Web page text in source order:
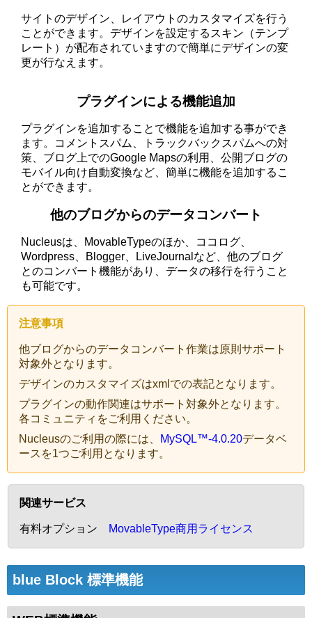
サイトのデザイン、レイアウトのカスタマイズを行う
ことができます。デザインを設定するスキン（テンプ
レート）が配布されていますので簡単にデザインの変
更が行なえます。
プラグインによる機能追加
プラグインを追加することで機能を追加する事ができ
ます。コメントスパム、トラックバックスパムへの対
策、ブログ上でのGoogle Mapsの利用、公開ブログの
モバイル向け自動変換など、簡単に機能を追加するこ
とができます。
他のブログからのデータコンバート
Nucleusは、MovableTypeのほか、ココログ、
Wordpress、Blogger、LiveJournalなど、他のブログ
とのコンバート機能があり、データの移行を行うこと
も可能です。
注意事項
他ブログからのデータコンバート作業は原則サポート
対象外となります。
デザインのカスタマイズはxmlでの表記となります。
プラグインの動作関連はサポート対象外となります。
各コミュニティをご利用ください。
Nucleusのご利用の際には、
MySQL™-4.0.20データベ
ースを1つご利用となります。
関連サービス
有料オプション MovableType商用ライセンス
blue Block 標準機能